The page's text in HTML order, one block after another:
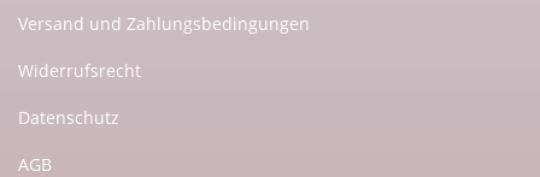
Versand und Zahlungsbedingungen
Widerrufsrecht
Datenschutz
AGB